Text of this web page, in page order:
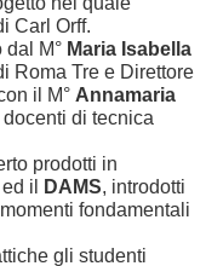
Carl Orff.
dal M° Maria Isabella
Roma Tre e Direttore
il M° Annamaria
docenti di tecnica
prodotti in
ed il DAMS, introdotti
fondamentali
gli studenti